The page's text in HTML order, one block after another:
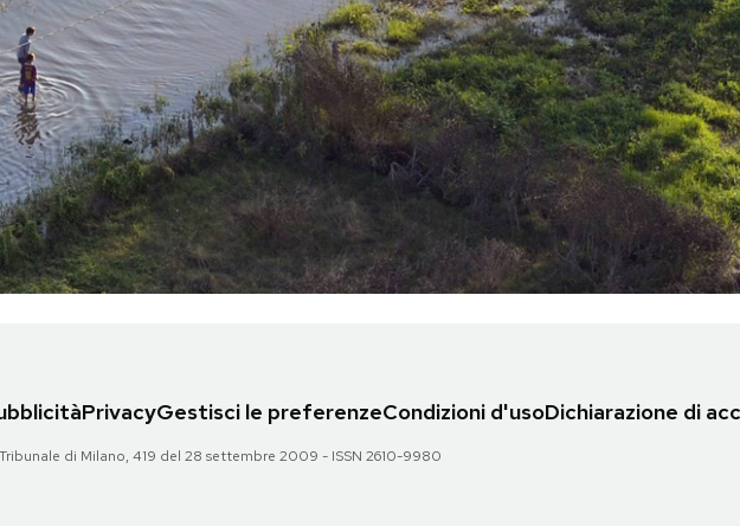
PrivacyGestisci le preferenzeCondizioni d'usoDichiarazione di
di Milano, 419 del 28 settembre 2009 - ISSN 2610-9980